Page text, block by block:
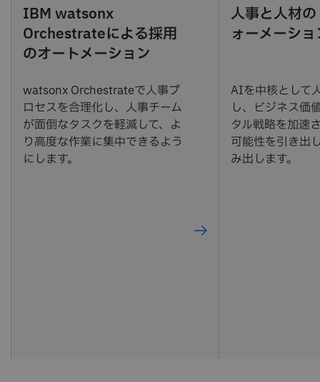
IBM watsonx
Orchestrateによる採用
のオートメーション
watsonx Orchestrateで人事プ
ロセスを合理化し、人事チーム
が面倒なタスクを軽減して、よ
り高度な作業に集中できるよう
にします。
人事と人材
ォーメーシ
AIを中核として
し、ビジネス価
タル戦略を加速
可能性を引き出
み出します。